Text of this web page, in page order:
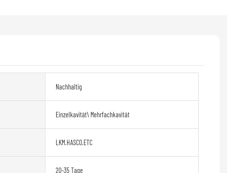
Nachhaltig
Einzelkavität\ Mehrfachkavität
LKM.HASCO.ETC
20-35 Tage